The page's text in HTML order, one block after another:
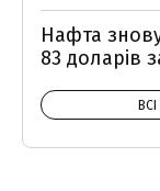
Нафта
83 доларів